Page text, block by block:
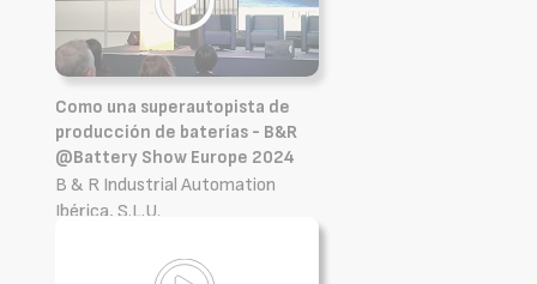
Como una superautopista de
producción de baterías - B&R
@Battery Show Europe 2024
B & R Industrial Automation
Ibérica, S.L.U.